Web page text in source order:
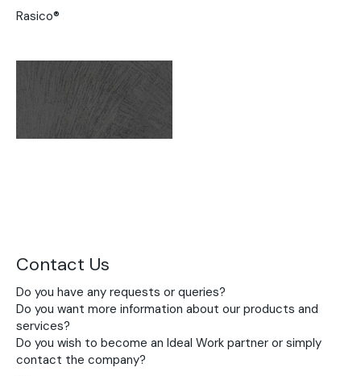
Rasico®
Contact Us
Do you have any requests or queries?
Do you want more information about our products and
services?
Do you wish to become an Ideal Work partner or simply
contact the company?